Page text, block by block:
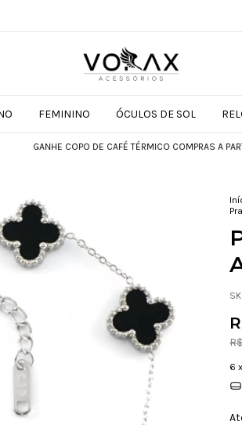
FEMININO ÓCULOS DE SOL
COPO DE CAFÉ TÉRMICO COMPRAS A PARTIR DE R$599
6